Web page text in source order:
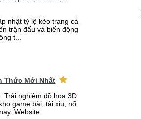
nhật tỷ lệ kèo trang cá
trận đấu và biến động
t...
Thức Mới Nhất
Trải nghiệm đồ họa 3D
game bài, tài xỉu, nổ
Website: